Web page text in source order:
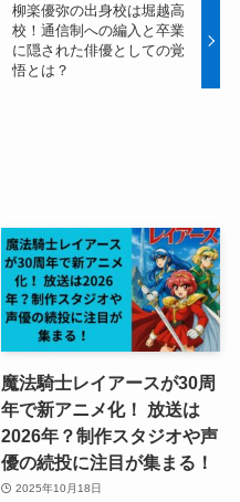
柳楽優弥の出身校は堀越高
校！通信制への編入と卒業
に隠された俳優としての覚
悟とは？
魔法騎士レイアースが30周
年で新アニメ化！ 放送は
2026年？制作スタジオや声
優の続投に注目が集まる！
2025年10月18日